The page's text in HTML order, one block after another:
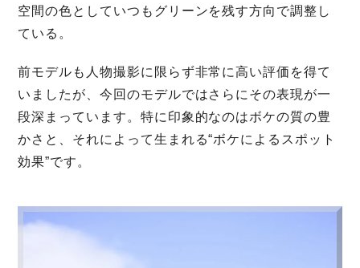
空間の色としていつもグリーンを残す方向で調整し
ている。
前モデルも人物撮影に限らず非常に高い評価を得て
いましたが、今回のモデルではさらにその表現が一
段深まっています。特に印象的なのはボケの質の豊
かさと、それによって生まれる“ボケによるスポット
効果”です。